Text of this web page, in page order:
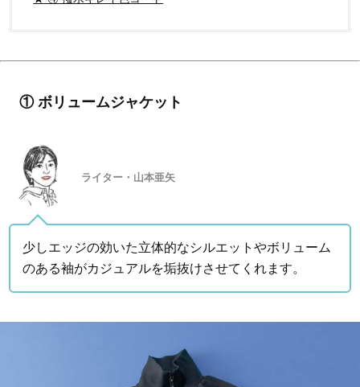
① ボリュームジャケット
ライター・山本亜矢
少しエッジの効いた立体的なシルエットやボリューム
のある袖がカジュアルを垢抜けさせてくれます。